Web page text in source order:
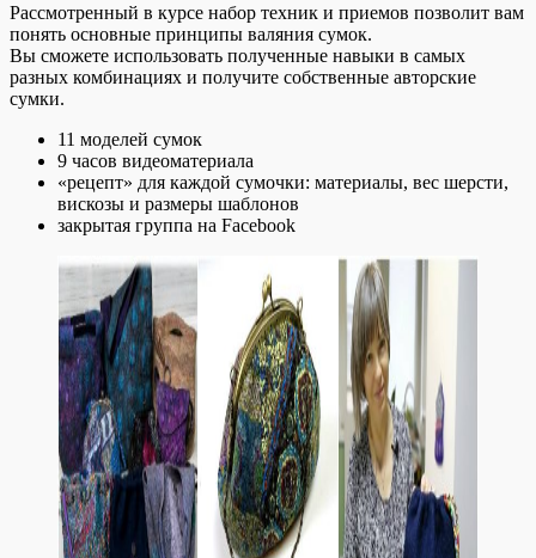
Рассмотренный в курсе набор техник и приемов позволит вам
понять основные принципы валяния сумок.
Вы сможете использовать полученные навыки в самых
разных комбинациях и получите собственные авторские
сумки.
11 моделей сумок
9 часов видеоматериала
«рецепт» для каждой сумочки: материалы, вес шерсти,
вискозы и размеры шаблонов
закрытая группа на Facebook